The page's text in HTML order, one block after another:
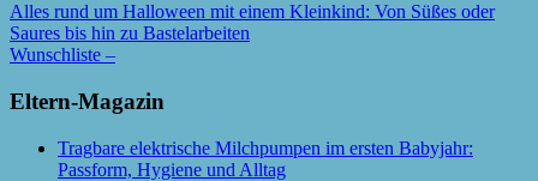
Alles rund um Halloween mit einem Kleinkind: Von Süßes oder
Saures bis hin zu Bastelarbeiten
Wunschliste –
Eltern-Magazin
Tragbare elektrische Milchpumpen im ersten Babyjahr:
Passform, Hygiene und Alltag